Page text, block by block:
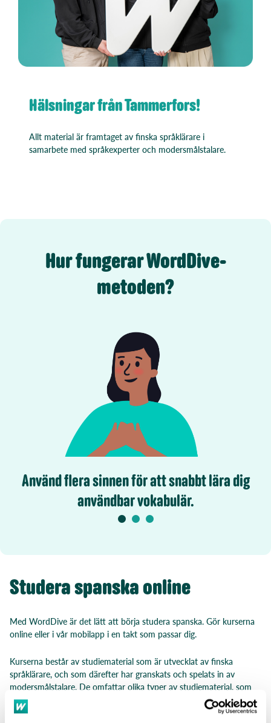
Hälsningar från Tammerfors!
Allt material är framtaget av finska språklärare i
samarbete med språkexperter och modersmålstalare.
Hur fungerar WordDive-
metoden?
Använd flera sinnen för att snabbt lära dig
användbar vokabulär.
Studera spanska online
Med WordDive är det lätt att börja studera spanska. Gör kurserna
online eller i vår mobilapp i en takt som passar dig.
Kurserna består av studiematerial som är utvecklat av finska
språklärare, och som därefter har granskats och spelats in av
modersmålstalare. De omfattar olika typer av studiematerial, som
övningar i meningsbyggnad, vokabulärutveckling och grammatik.